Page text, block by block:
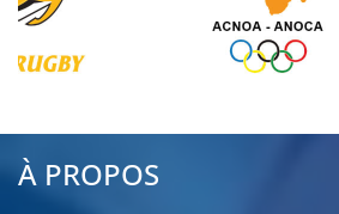
À PROPOS